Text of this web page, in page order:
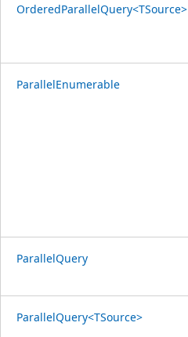
OrderedParallelQuery<TSource>
ParallelEnumerable
ParallelQuery
ParallelQuery<TSource>